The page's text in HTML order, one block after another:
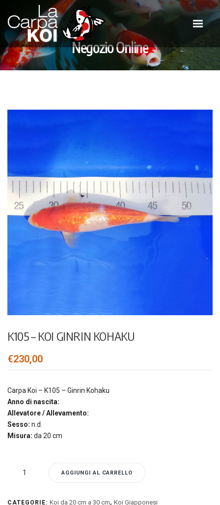
Negozio Online
K105 – KOI GINRIN KOHAKU
€230,00
Carpa Koi – K105 – Ginrin Kohaku
Anno di nascita:
Allevatore / Allevamento:
Sesso: n.d.
Misura: da 20 cm
Ginrin
AGGIUNGI AL CARRELLO
CATEGORIE: Koi da 20 cm a 30 cm, Koi Giapponesi